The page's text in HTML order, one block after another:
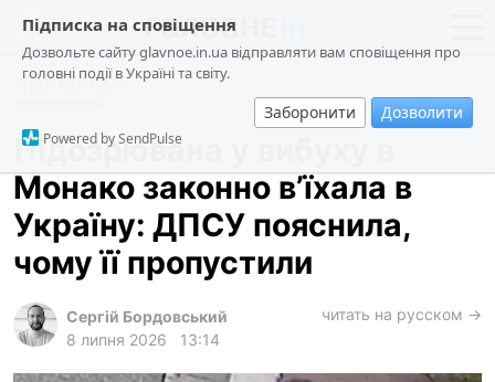
Підписка на сповіщення
Дозвольте сайту glavnoe.in.ua відправляти вам сповіщення про
головні події в Україні та світу.
Заборонити Дозволити
Powered by SendPulse
новини
про проєкт
суспільство
події
кримінал
техно
Кримінал
Підозрювана у вибуху в
Монако законно вʼїхала в
Україну: ДПСУ пояснила,
чому її пропустили
Сергій Бордовський
8 липня 2026
13:14
читать на русском →